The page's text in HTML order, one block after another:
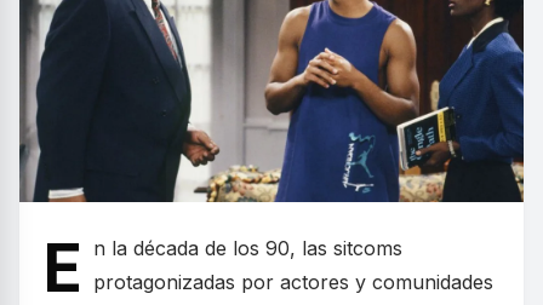
E
n la década de los 90, las sitcoms
protagonizadas por actores y comunidades